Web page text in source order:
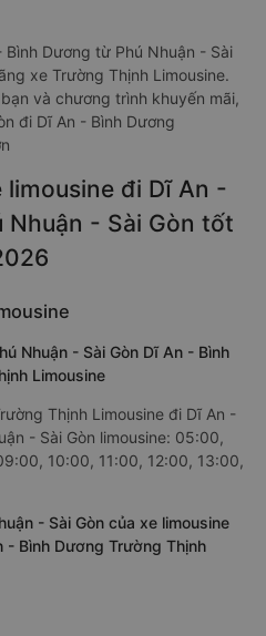
Bình Dương từ Phú Nhuận - Sài
xe Trường Thịnh Limousine.
và chương trình khuyến mãi,
đi Dĩ An - Bình Dương
limousine đi Dĩ An -
Nhuận - Sài Gòn tốt
Nhuận - Sài Gòn Dĩ An - Bình
Limousine
Thịnh Limousine đi Dĩ An -
- Sài Gòn limousine: 05:00,
10:00, 11:00, 12:00, 13:00,
- Sài Gòn của xe limousine
- Bình Dương Trường Thịnh